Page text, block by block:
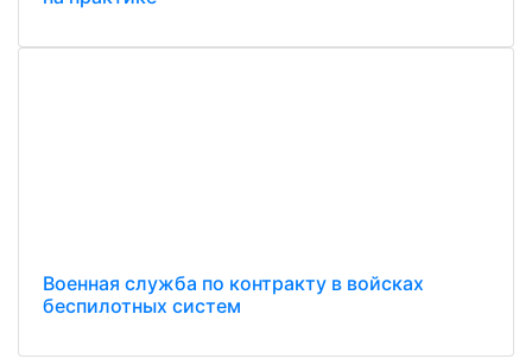
Военная служба по контракту в войсках
беспилотных систем